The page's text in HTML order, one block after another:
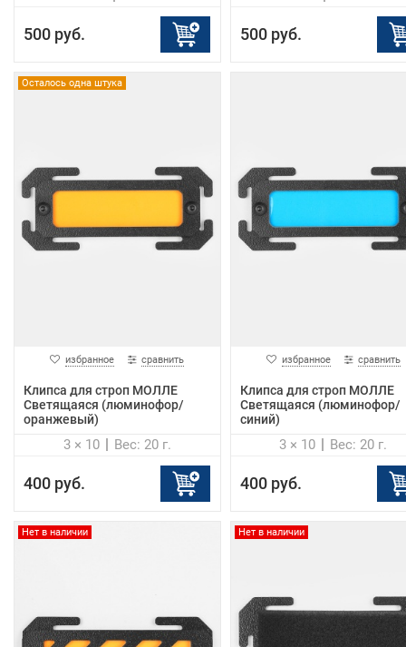
500 руб. 500 руб.
Осталось одна штука
избранное сравнить
Клипса для строп МОЛЛЕ
Светящаяся (люминофор/
оранжевый)
3 × 10 Вес: 20 г.
400 руб.
избранное сравнить
Клипса для строп МОЛЛЕ
Светящаяся (люминофор/
синий)
3 × 10 Вес: 20 г.
400 руб.
Нет в наличии Нет в наличии